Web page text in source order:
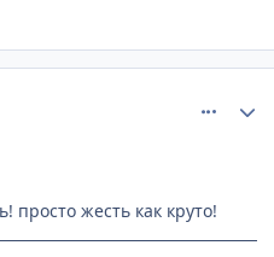
просто жесть как круто!